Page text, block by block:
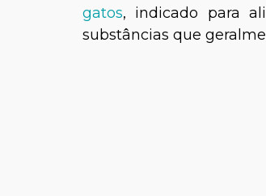
gatos, indicado para
substâncias que